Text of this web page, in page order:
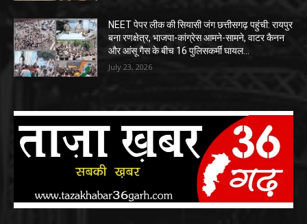
NEET पेपर लीक की सियासी जंग छत्तीसगढ़ पहुंची: रायपुर
बना रणक्षेत्र, भाजपा-कांग्रेस आमने-सामने, वाटर कैनन
और आंसू गैस के बीच 16 पुलिसकर्मी घायल…
July 23, 2026